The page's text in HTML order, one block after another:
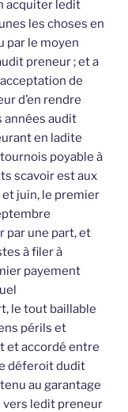
acquiter ledit
les choses en
par le moyen
preneur ; et a
de
d’en rendre
années audit
en ladite
poyable à
scavoir est aux
juin, le premier
par une part, et
à filer à
payement
le tout baillable
périls et
et accordé entre
déferoit dudit
au garantage
vers ledit preneur